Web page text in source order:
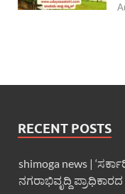
RECENT POSTS
shimoga news |
ನಗರಾಭಿವೃದ್ದಿ